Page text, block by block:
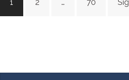
de
1 2 … 70